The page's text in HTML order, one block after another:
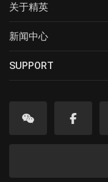
关于精英
新闻中心
SUPPORT